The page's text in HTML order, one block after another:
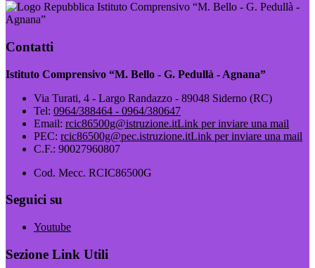
Istituto Comprensivo “M. Bello - G. Pedullà -
Agnana”
Contatti
Istituto Comprensivo “M. Bello - G. Pedullà - Agnana”
Via Turati, 4 - Largo Randazzo - 89048 Siderno (RC)
Tel: 0964/388464 - 0964/380647
Email: rcic86500g@istruzione.itLink per inviare una mail
PEC: rcic86500g@pec.istruzione.itLink per inviare una mail
C.F.: 90027960807
Cod. Mecc. RCIC86500G
Seguici su
Youtube
Sezione Link Utili